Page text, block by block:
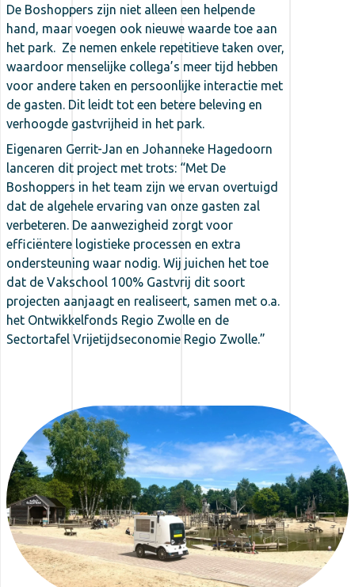
De Boshoppers zijn niet alleen een helpende
hand, maar voegen ook nieuwe waarde toe aan
het park. Ze nemen enkele repetitieve taken over,
waardoor menselijke collega’s meer tijd hebben
voor andere taken en persoonlijke interactie met
de gasten. Dit leidt tot een betere beleving en
verhoogde gastvrijheid in het park.
Eigenaren Gerrit-Jan en Johanneke Hagedoorn
lanceren dit project met trots: “Met De
Boshoppers in het team zijn we ervan overtuigd
dat de algehele ervaring van onze gasten zal
verbeteren. De aanwezigheid zorgt voor
efficiëntere logistieke processen en extra
ondersteuning waar nodig. Wij juichen het toe
dat de Vakschool 100% Gastvrij dit soort
projecten aanjaagt en realiseert, samen met o.a.
het Ontwikkelfonds Regio Zwolle en de
Sectortafel Vrijetijdseconomie Regio Zwolle.”